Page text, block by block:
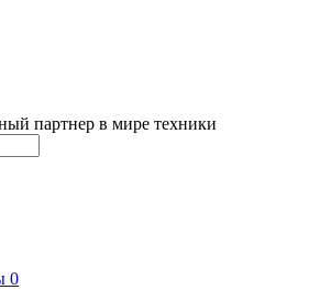
партнер в мире техники
0